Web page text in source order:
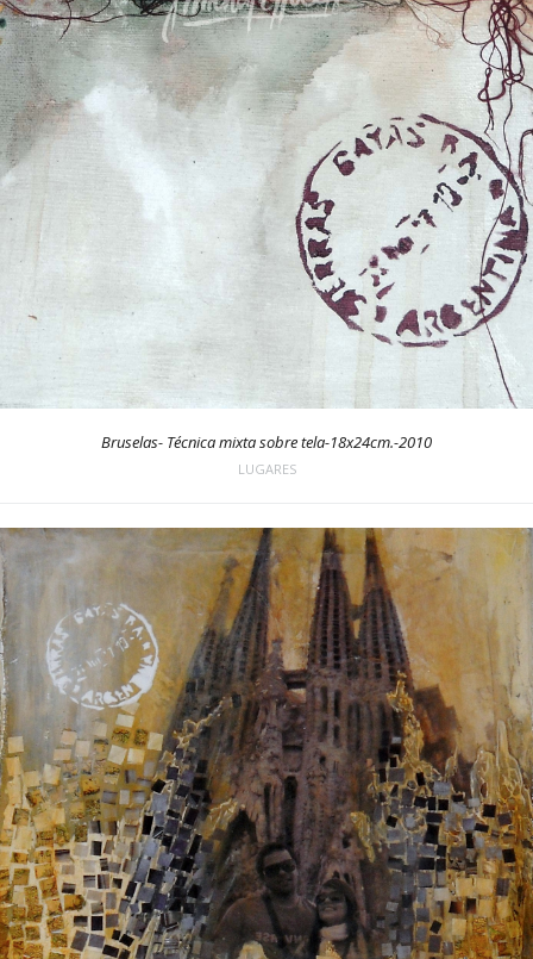
Bruselas- Técnica mixta sobre tela-18x24cm.-2010
LUGARES